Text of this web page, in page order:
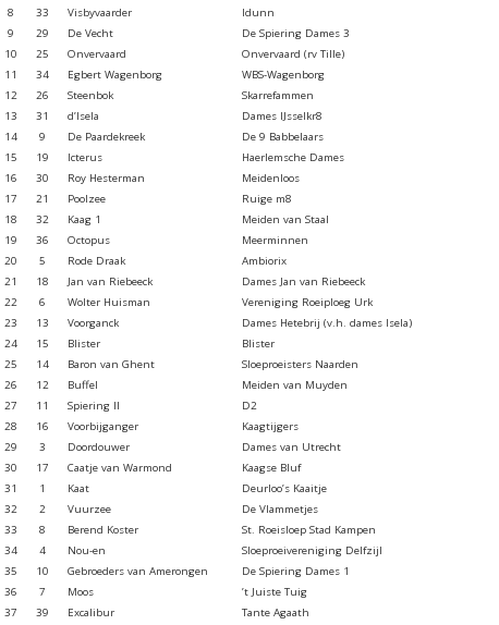
8
33 Visbyvaarder Idunn
9
29 De Vecht De Spiering Dames 3
10
25 Onvervaard Onvervaard (rv Tille)
11
34 Egbert Wagenborg WBS-Wagenborg
12
26 Steenbok Skarrefammen
13
31 d’Isela Dames IJsselkr8
14
9 De Paardekreek De 9 Babbelaars
15
19 Icterus Haerlemsche Dames
16
30 Roy Hesterman Meidenloos
17
21 Poolzee Ruige m8
18
32 Kaag 1 Meiden van Staal
19
36 Octopus Meerminnen
20
5 Rode Draak Ambiorix
21
18 Jan van Riebeeck Dames Jan van Riebeeck
22
6 Wolter Huisman Vereniging Roeiploeg Urk
23
13 Voorganck Dames Hetebrij (v.h. dames Isela)
24
15 Blister Blister
25
14 Baron van Ghent Sloeproeisters Naarden
26
12 Buffel Meiden van Muyden
27
11 Spiering II D2
28
16 Voorbijganger Kaagtijgers
29
3 Doordouwer Dames van Utrecht
30
17 Caatje van Warmond Kaagse Bluf
31
1 Kaat Deurloo’s Kaaitje
32
2 Vuurzee De Vlammetjes
33
8 Berend Koster St. Roeisloep Stad Kampen
34
4 Nou-en Sloeproeivereniging Delfzijl
35
10 Gebroeders van Amerongen De Spiering Dames 1
36
7 Moos ’t Juiste Tuig
37
39 Excalibur Tante Agaath